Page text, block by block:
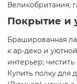
Великобритания,
Покрытие и
Брашированная
к ар-деко и
интерьер;
Купить полку для